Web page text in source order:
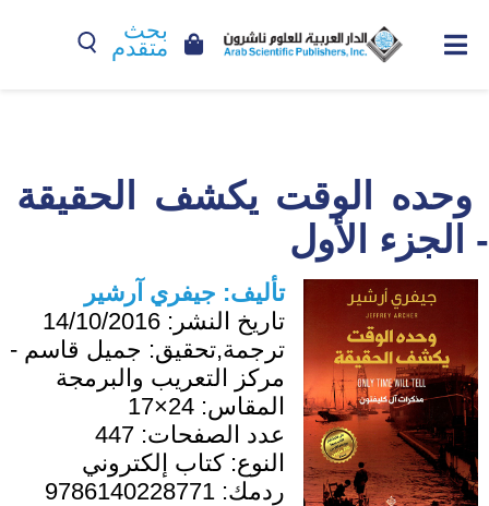
بحث
متقدم
وحده الوقت يكشف الحقيقة
- الجزء الأول
تأليف: جيفري آرشير
تاريخ النشر: 14/10/2016
ترجمة,تحقيق: جميل قاسم -
مركز التعريب والبرمجة
المقاس: 24×17
عدد الصفحات: 447
النوع:كتاب إلكتروني
ردمك: 9786140228771